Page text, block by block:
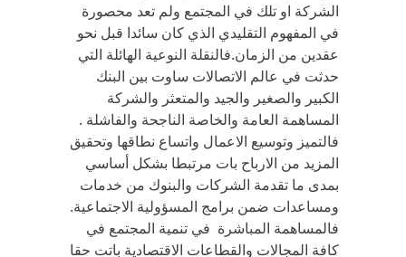
الشركة او تلك في المجتمع ولم تعد محصورة
في المفهوم التقليدي الذي كان سائدا قبل نحو
عقدين من الزمان.فالنقلة النوعية الهائلة التي
حدثت في عالم الاتصالات ساوت بين البنك
الكبير والصغير والجيد والمتعثر والشركة
المساهمة العامة والخاصة الناجحة والفاشلة .
فالتميز وتوسيع الاعمال واتساع نطاقها وتحقيق
المزيد من الارباح بات مرتبطا بشكل أساسي
بمدى ما تقدمة الشركات والبنوك من خدمات
ومساعدات ضمن برامج المسؤولية الاجتماعية.
فالمساهمة المباشرة في تنمية المجتمع في
كافة المجالات والقطاعات الاقتصادية باتت حقا